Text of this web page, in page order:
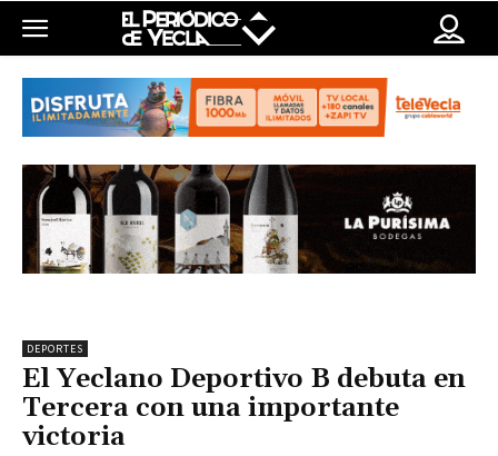
DEPORTES
El Yeclano Deportivo B debuta en
Tercera con una importante
victoria